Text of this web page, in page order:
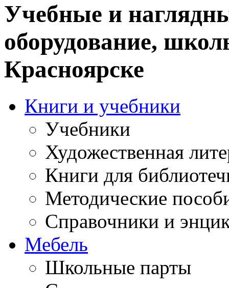
Учебные и
оборудование,
Красноярске
Книги и учебники
Учебники
Художественная
Книги для
Методические
Справочники и
Мебель
Школьные парты